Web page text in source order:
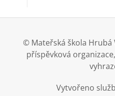
© Mateřská škola Hrubá
příspěvková
Vytvořeno